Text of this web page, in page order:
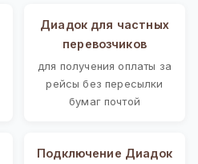
Диадок для частных
перевозчиков
для получения оплаты за
рейсы без пересылки
бумаг почтой
Подключение Диадок